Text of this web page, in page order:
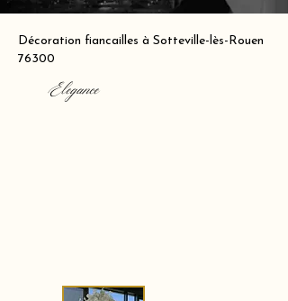
Décoration fiancailles à Sotteville-lès-Rouen
76300
Elegance